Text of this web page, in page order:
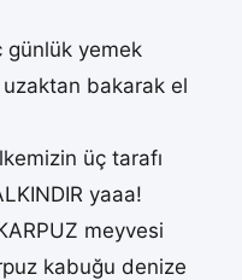
günlük yemek
bakarak el
üç tarafı
yaaa!
meyvesi
kabuğu denize